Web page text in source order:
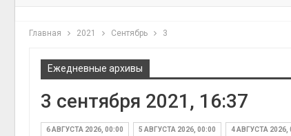
Главная 2021 Сентябрь 3
Ежедневные архивы
3 сентября 2021, 16:37
6 АВГУСТА 2026, 00:00 5 АВГУСТА 2026, 00:00 4 АВГУСТА 2026,